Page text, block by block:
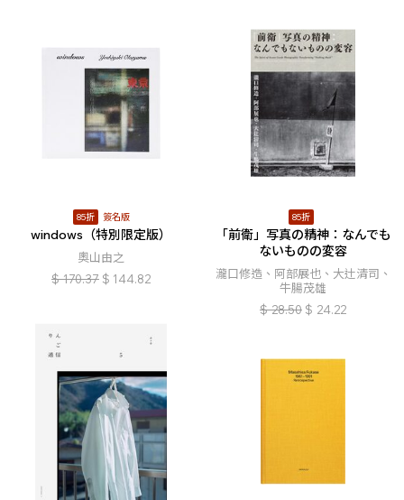
85折 簽名版
windows（特別限定版）
奧山由之
$ 170.37 $ 144.82
85折
「前衛」写真の精神：なんでも
ないものの変容
瀧口修造、阿部展也、大辻清司、
牛腸茂雄
$ 28.50 $ 24.22